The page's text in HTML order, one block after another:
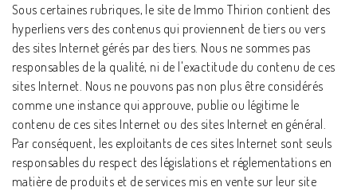
Sous certaines rubriques, le site de Immo Thirion contient des
hyperliens vers des contenus qui proviennent de tiers ou vers
des sites Internet gérés par des tiers. Nous ne sommes pas
responsables de la qualité, ni de l'exactitude du contenu de ces
sites Internet. Nous ne pouvons pas non plus être considérés
comme une instance qui approuve, publie ou légitime le
contenu de ces sites Internet ou des sites Internet en général.
Par conséquent, les exploitants de ces sites Internet sont seuls
responsables du respect des législations et réglementations en
matière de produits et de services mis en vente sur leur site